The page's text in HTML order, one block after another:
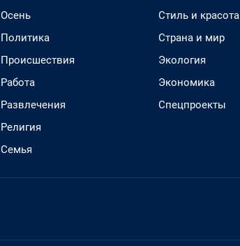
Осень
Политика
Происшествия
Работа
Развлечения
Религия
Семья
Стиль и красота
Страна и мир
Экология
Экономика
Спецпроекты